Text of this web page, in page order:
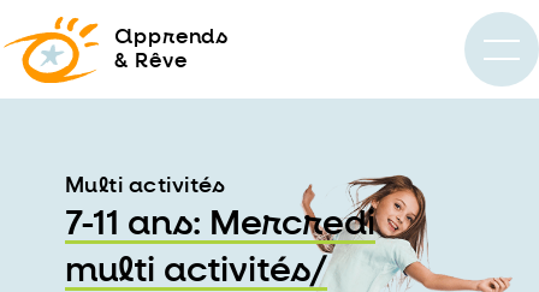
apprends
& Rêve
Multi activités
7-11 ans: Mercredi
multi activités/